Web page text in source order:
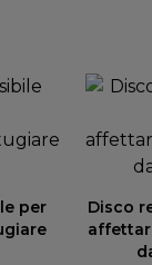
per
Disco